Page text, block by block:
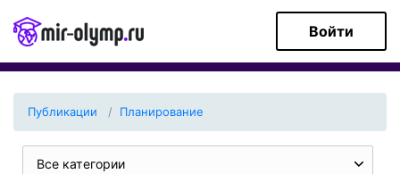
Войти
Публикации Планирование
Все категории